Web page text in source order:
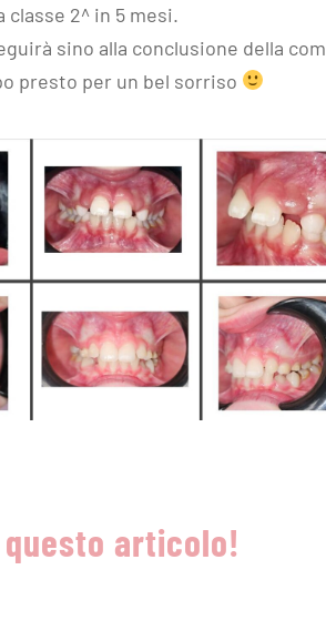
classe 2^ in 5 mesi.
sino alla conclusione della
presto per un bel sorriso
articolo!